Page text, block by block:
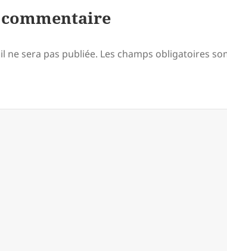
ne sera pas publiée. Les champs obligatoires